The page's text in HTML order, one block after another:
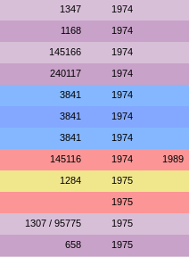
1347 1974
1168 1974
145166 1974
240117 1974
3841 1974
3841 1974
3841 1974
145116 1974 1989
1284 1975
1975
1307 / 95775 1975
658 1975